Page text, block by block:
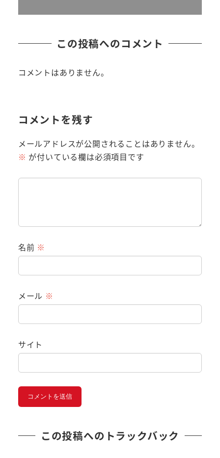
この投稿へのコメント
コメントはありません。
コメントを残す
メールアドレスが公開されることはありません。
※ が付いている欄は必須項目です
名前 ※
メール ※
サイト
この投稿へのトラックバック